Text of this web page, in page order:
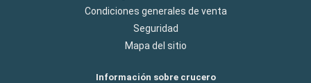
Condiciones generales de venta
Seguridad
Mapa del sitio
Información sobre crucero